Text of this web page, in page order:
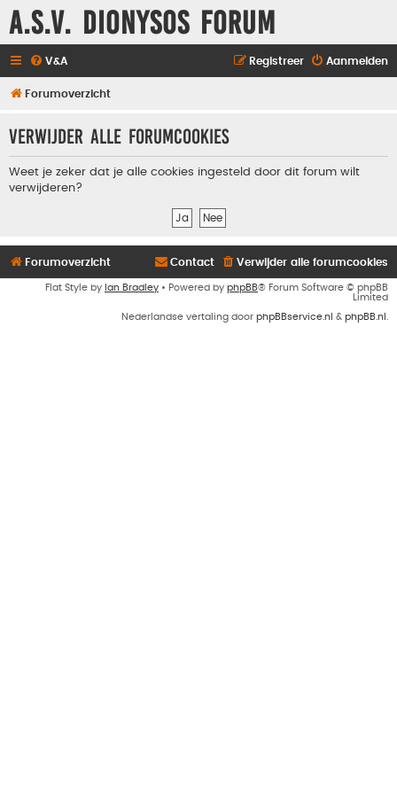
A.S.V. Dionysos Forum
V&A Aanmelden
Registreer
Forumoverzicht
Verwijder alle forumcookies
Weet je zeker dat je alle cookies ingesteld door dit forum wilt
verwijderen?
Forumoverzicht Verwijder alle forumcookies
Contact
Flat Style by Ian Bradley • Powered by phpBB® Forum Software © phpBB
Limited
Nederlandse vertaling door phpBBservice.nl & phpBB.nl